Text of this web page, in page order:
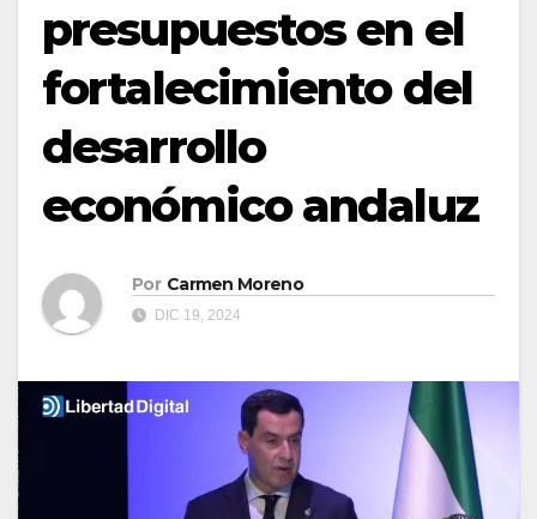
presupuestos en el
fortalecimiento del
desarrollo
económico andaluz
Por Carmen Moreno
DIC 19, 2024